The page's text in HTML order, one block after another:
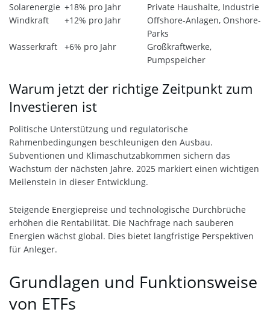
Solarenergie +18% pro Jahr
Private Haushalte, Industrie
Windkraft
+12% pro Jahr
Offshore-Anlagen, Onshore-
Parks
Wasserkraft
+6% pro Jahr
Großkraftwerke,
Pumpspeicher
Warum jetzt der richtige Zeitpunkt zum
Investieren ist
Politische Unterstützung und regulatorische
Rahmenbedingungen beschleunigen den Ausbau.
Subventionen und Klimaschutzabkommen sichern das
Wachstum der nächsten Jahre. 2025 markiert einen wichtigen
Meilenstein in dieser Entwicklung.
Steigende Energiepreise und technologische Durchbrüche
erhöhen die Rentabilität. Die Nachfrage nach sauberen
Energien wächst global. Dies bietet langfristige Perspektiven
für Anleger.
Grundlagen und Funktionsweise
von ETFs